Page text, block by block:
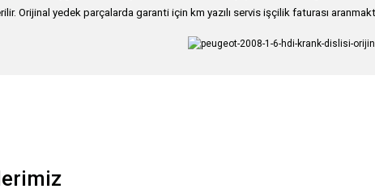
Orijinal yedek parçalarda garanti için km yazılı servis işçilik faturası
ve diğer konularda yetersiz gördüğünüz noktaları öneri formunu